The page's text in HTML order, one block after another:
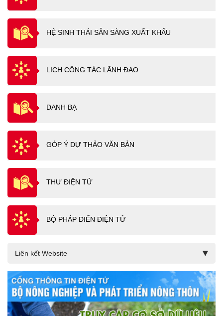
HỆ SINH THÁI SẴN SÀNG XUẤT KHẨU
LỊCH CÔNG TÁC LÃNH ĐẠO
DANH BẠ
GÓP Ý DỰ THẢO VĂN BẢN
THƯ ĐIỆN TỬ
BỘ PHÁP ĐIỂN ĐIỆN TỬ